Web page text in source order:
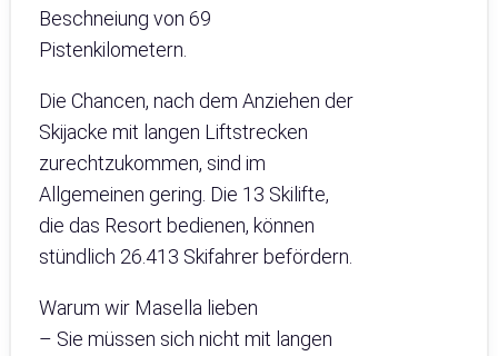
Beschneiung von 69
Pistenkilometern.
Die Chancen, nach dem Anziehen der
Skijacke mit langen Liftstrecken
zurechtzukommen, sind im
Allgemeinen gering. Die 13 Skilifte,
die das Resort bedienen, können
stündlich 26.413 Skifahrer befördern.
Warum wir Masella lieben
– Sie müssen sich nicht mit langen